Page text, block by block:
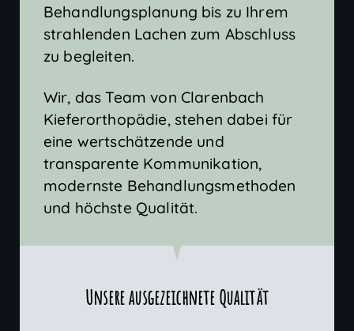
Behandlungsplanung bis zu Ihrem
strahlenden Lachen zum Abschluss
zu begleiten.
Wir, das Team von Clarenbach
Kieferorthopädie, stehen dabei für
eine wertschätzende und
transparente Kommunikation,
modernste Behandlungsmethoden
und höchste Qualität.
Unsere ausgezeichnete Qualität